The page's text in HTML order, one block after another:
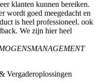
klanten kunnen bereiken.
wordt goed meegedacht en
is heel professioneel. ook
We zijn hier heel
Vergader­oplossingen